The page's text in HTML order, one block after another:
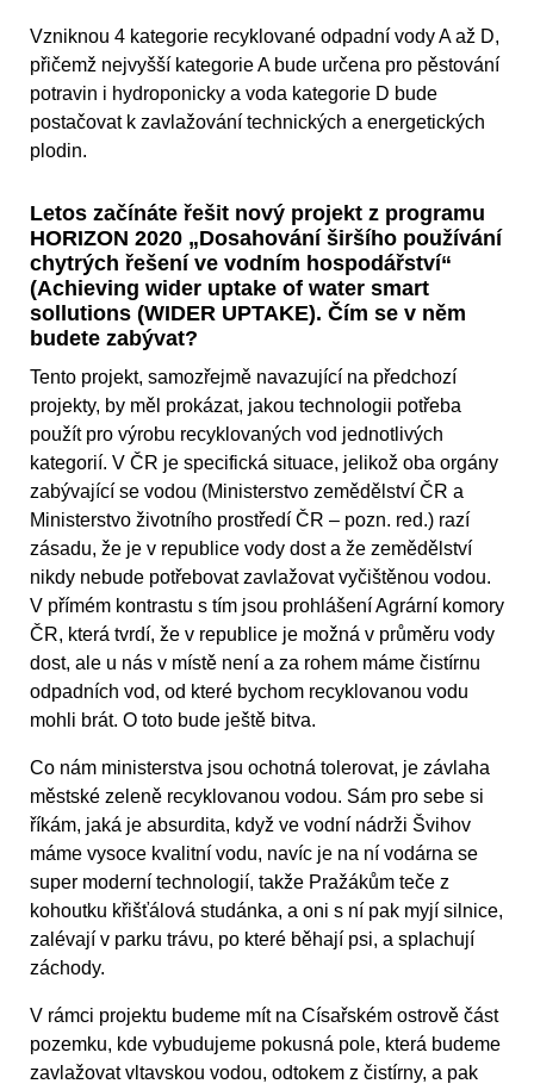
Vzniknou 4 kategorie recyklované odpadní vody A až D,
přičemž nejvyšší kategorie A bude určena pro pěstování
potravin i hydroponicky a voda kategorie D bude
postačovat k zavlažování technických a energetických
plodin.
Letos začínáte řešit nový projekt z programu
HORIZON 2020 „Dosahování širšího používání
chytrých řešení ve vodním hospodářství“
(Achieving wider uptake of water smart
sollutions (WIDER UPTAKE). Čím se v něm
budete zabývat?
Tento projekt, samozřejmě navazující na předchozí
projekty, by měl prokázat, jakou technologii potřeba
použít pro výrobu recyklovaných vod jednotlivých
kategorií. V ČR je specifická situace, jelikož oba orgány
zabývající se vodou (Ministerstvo zemědělství ČR a
Ministerstvo životního prostředí ČR – pozn. red.) razí
zásadu, že je v republice vody dost a že zemědělství
nikdy nebude potřebovat zavlažovat vyčištěnou vodou.
V přímém kontrastu s tím jsou prohlášení Agrární komory
ČR, která tvrdí, že v republice je možná v průměru vody
dost, ale u nás v místě není a za rohem máme čistírnu
odpadních vod, od které bychom recyklovanou vodu
mohli brát. O toto bude ještě bitva.
Co nám ministerstva jsou ochotná tolerovat, je závlaha
městské zeleně recyklovanou vodou. Sám pro sebe si
říkám, jaká je absurdita, když ve vodní nádrži Švihov
máme vysoce kvalitní vodu, navíc je na ní vodárna se
super moderní technologií, takže Pražákům teče z
kohoutku křišťálová studánka, a oni s ní pak myjí silnice,
zalévají v parku trávu, po které běhají psi, a splachují
záchody.
V rámci projektu budeme mít na Císařském ostrově část
pozemku, kde vybudujeme pokusná pole, která budeme
zavlažovat vltavskou vodou, odtokem z čistírny, a pak